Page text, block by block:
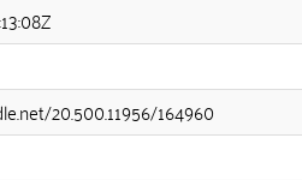
20.500.11956/164960